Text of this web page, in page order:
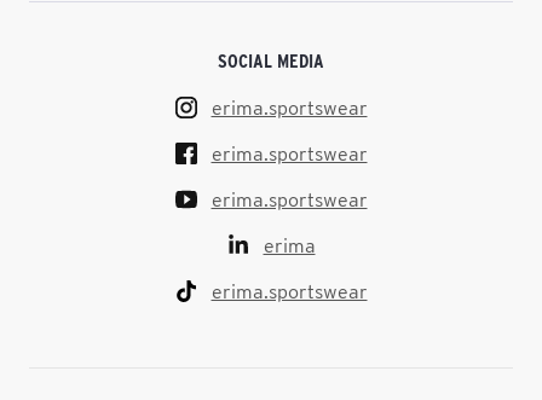
SOCIAL MEDIA
erima.sportswear
erima.sportswear
erima.sportswear
erima
erima.sportswear